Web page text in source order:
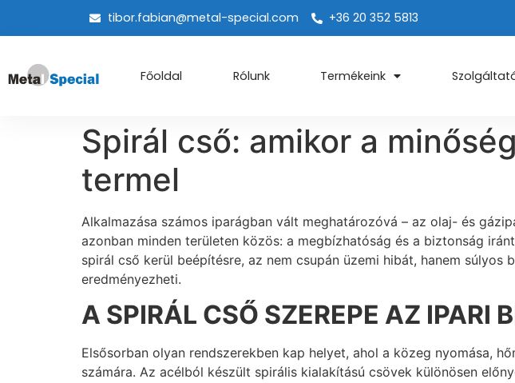
tibor.fabian@metal-special.com +36 20 352 5813
Főoldal Rólunk Termékeink
Spirál cső: amikor a
termel
Alkalmazása számos iparágban vált meghatározóvá – az olaj- és
azonban minden területen közös: a megbízhatóság és a biztonság
spirál cső kerül beépítésre, az nem csupán üzemi hibát, hanem
eredményezheti.
A SPIRÁL CSŐ SZEREPE AZ IPARI
Elsősorban olyan rendszerekben kap helyet, ahol a közeg nyomása,
számára. Az acélból készült spirális kialakítású csövek különösen